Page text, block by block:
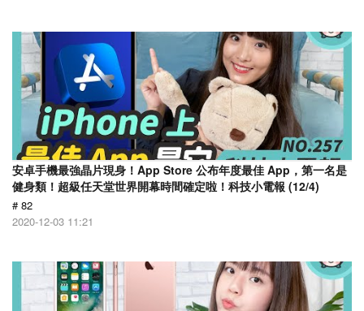
安卓手機最強晶片現身！App Store 公布年度最佳 App，第一名是
健身類！超級任天堂世界開幕時間確定啦！科技小電報 (12/4)
# 82
2020-12-03 11:21